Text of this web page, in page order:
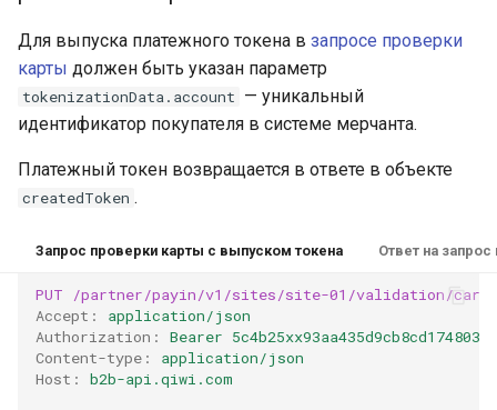
Для выпуска платежного токена в запросе проверки
карты должен быть указан параметр
tokenizationData.account — уникальный
идентификатор покупателя в системе мерчанта.
Платежный токен возвращается в ответе в объекте
createdToken .
Запрос проверки карты с выпуском токена Ответ на
PUT
/partner/payin/v1/sites/site-01/validation/card/
Accept :
application/json
Authorization :
Bearer
Content-type :
application/json
Host : b2b-api.qiwi.com